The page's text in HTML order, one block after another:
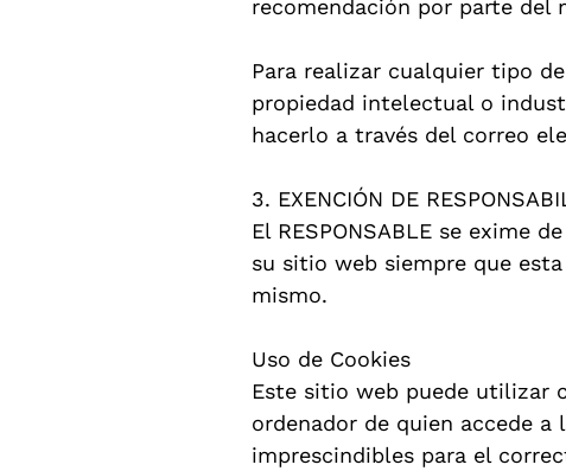
recomendación por parte del
Para realizar cualquier tipo
propiedad intelectual o
hacerlo a través del correo
3. EXENCIÓN DE
El RESPONSABLE se exime
su sitio web siempre que
mismo.
Uso de Cookies
Este sitio web puede utilizar
ordenador de quien accede a
imprescindibles para el